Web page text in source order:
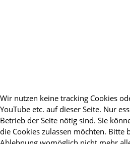
Wir nutzen keine tracking Cookies
YouTube etc. auf dieser Seite. Nur
Betrieb der Seite nötig sind. Sie
die Cookies zulassen möchten. Bitte